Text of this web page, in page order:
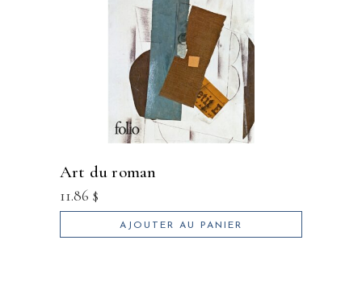
art du roman
11.86 $
AJOUTER AU PANIER